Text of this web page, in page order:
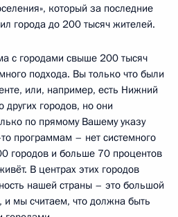
который за последние
города до 200 тысяч жителей.
с городами свыше 200 тысяч
подхода. Вы только что были
или, например, есть Нижний
городов, но они
по прямому Вашему указу
программам – нет системного
городов и больше 70 процентов
В центрах этих городов
нашей страны – это большой
и мы считаем, что должна быть